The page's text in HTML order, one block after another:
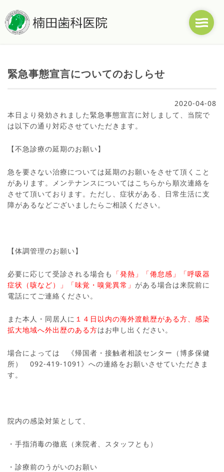
緊急事態宣言についてのおしらせ
2020-04-08
本日より発効されました緊急事態宣言に対しまして、当院で
は以下の通り対応させていただきます。
【不急診療の延期のお願い】
急を要さない治療については延期のお願いをさせて頂くこと
があります。メンテナンスについてはこちらから順次連絡を
させて頂いております。ただし、症状がある、日常生活に支
障があるなどございましたらご相談ください。
【体調管理のお願い】
必要に応じて受診される場合も 「発熱」「倦怠感」「呼吸器
症状（咳など）」「味覚・嗅覚異常」 がある場合は来院前に
電話にてご連絡ください。
また本人・同居人に １４日以内の海外渡航歴がある方、感染
拡大地域へ外出歴のある方はお申し出ください。
場合によっては 《帰国者・接触者相談センター（博多保健
所） 092-419-1091》への連絡をお願いさせていただきま
す。
院内の感染対策として、
・手指消毒の徹底（来院者、スタッフとも）
・診療前のうがいのお願い